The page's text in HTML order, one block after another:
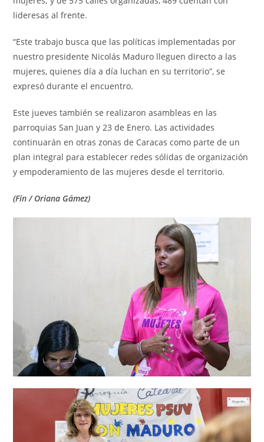
lideresas al frente.
“Este trabajo busca que las políticas implementadas por
nuestro presidente Nicolás Maduro lleguen directo a las
mujeres, quienes día a día luchan en su territorio”, se
expresó durante el encuentro.
Este jueves también se realizaron asambleas en las
parroquias San Juan y 23 de Enero. Las actividades
continuarán en otras zonas de Caracas como parte de un
plan integral para establecer redes sólidas de organización
y empoderamiento de las mujeres desde el territorio.
(Fin / Oriana Gámez)